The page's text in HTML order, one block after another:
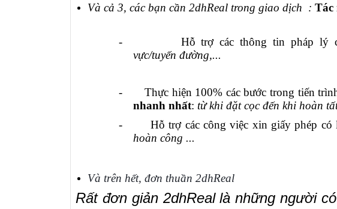
Và cả 3, các bạn cần 2dhReal trong giao dịch : Tác
- Hỗ trợ các thông tin pháp lý
vực/tuyến đường,...
- Thực hiện 100% các bước trong tiến
nhanh nhất: từ khi đặt cọc đến khi hoàn
-
Hỗ trợ các công việc xin giấy phép có
hoàn công ...
Và trên hết, đơn thuần 2dhReal
Rất đơn giản 2dhReal là những người có